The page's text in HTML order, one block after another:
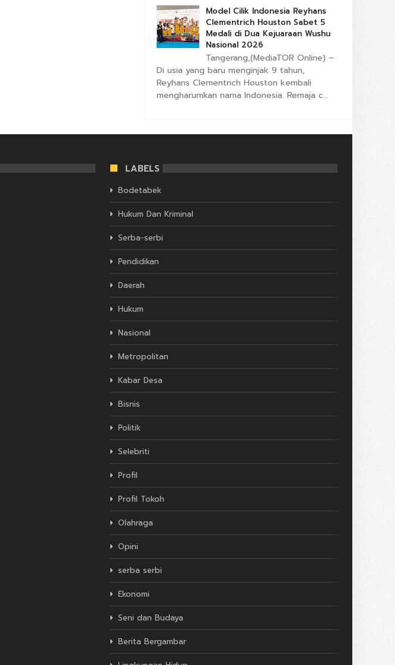
Model Cilik Indonesia Reyhans
Clementrich Houston Sabet 5
Medali di Dua Kejuaraan Wushu
Nasional 2026
Tangerang,(MediaTOR Online) –
Di usia yang baru menginjak 9 tahun,
Reyhans Clementrich Houston kembali
mengharumkan nama Indonesia. Remaja c...
LABELS
Bodetabek
Hukum Dan Kriminal
Serba-serbi
Pendidikan
Daerah
Hukum
Nasional
Metropolitan
Kabar Desa
Bisnis
Politik
Selebriti
Profil
Profil Tokoh
Olahraga
Opini
serba serbi
Ekonomi
Seni dan Budaya
Berita Bergambar